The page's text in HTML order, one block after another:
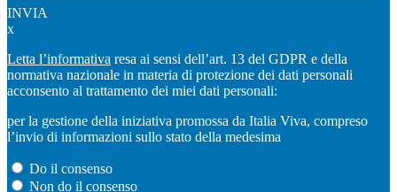
INVIA
x
Letta l’informativa resa ai sensi dell’art. 13 del GDPR e della
normativa nazionale in materia di protezione dei dati personali
acconsento al trattamento dei miei dati personali:
per la gestione della iniziativa promossa da Italia Viva, compreso
l’invio di informazioni sullo stato della medesima
Do il consenso
Non do il consenso